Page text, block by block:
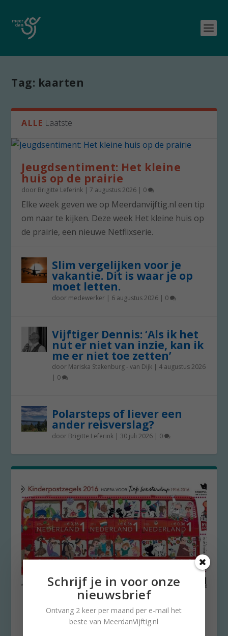
Tag: kaarten
ALLE Laatste
Jeugdsentiment: Het kleine
huis op de prairie
door Brigitte Leferink |7 augustus 2026 | 0
Elke week geven we op Meerdanvijftig.nl een tip
om naar te kijken. Deze week Het kleine huis op
de prairie, een nieuwe Netflixserie.
Slim vergelijken voor je
vakantie. Dit is waar je op
moet letten.
door medewerker | 6 augustus 2026 | 0
Vijftiger Dennis: ‘Als ik het
nut er niet van inzie, kan ik
me er niet toe zetten’
door Mariska Stakenburg - van Dijk | 4 augustus 2026
| 0
Polarsteps of liever een
ander reisverslag?
door Brigitte Leferink | 30 juli 2026 | 0
Voor 93ste keer
kinderpostzegels:
Fieperdepiep Hoera!
Schrijf je in voor onze
nieuwsbrief
Ontvang 2 keer per maand per e-mail het
beste van MeerdanVijftig.nl